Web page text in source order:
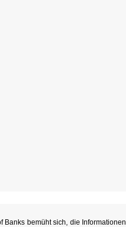
Banks bemüht sich, die Informationen